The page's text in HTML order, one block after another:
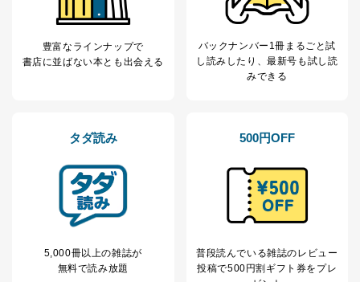
豊富なラインナップで
書店に並ばない本とも出会える
バックナンバー1冊まるごと試
し読み したり、最新号も試し読
みできる
タダ読み
5,000冊以上の雑誌が
無料で読み放題
500円OFF
普段読んでいる雑誌のレビュー
投稿で500円割ギフト券をプレ